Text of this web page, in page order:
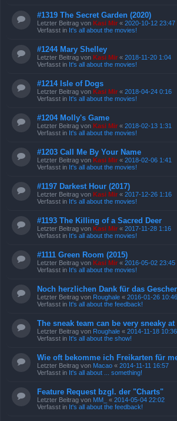
#1319 The Secret Garden (2020)
Letzter Beitrag von Kasi Mir « 2020-10-12 23:47
Verfasst in It's all about the movies!
#1244 Mary Shelley
Letzter Beitrag von Kasi Mir « 2018-11-20 1:04
Verfasst in It's all about the movies!
#1214 Isle of Dogs
Letzter Beitrag von Kasi Mir « 2018-04-24 0:16
Verfasst in It's all about the movies!
#1204 Molly's Game
Letzter Beitrag von Kasi Mir « 2018-02-13 1:31
Verfasst in It's all about the movies!
#1203 Call Me By Your Name
Letzter Beitrag von Kasi Mir « 2018-02-06 1:41
Verfasst in It's all about the movies!
#1197 Darkest Hour (2017)
Letzter Beitrag von Kasi Mir « 2017-12-26 1:16
Verfasst in It's all about the movies!
#1193 The Killing of a Sacred Deer
Letzter Beitrag von Kasi Mir « 2017-11-28 1:16
Verfasst in It's all about the movies!
#1111 Green Room (2015)
Letzter Beitrag von Kasi Mir « 2016-05-02 23:45
Verfasst in It's all about the movies!
Noch herzlichen Dank für das
Letzter Beitrag von Roughale « 2016-01-26 10:46
Verfasst in It's all about the feedback!
The sneak team can be very sneaky
Letzter Beitrag von Roughale « 2014-11-18 10:36
Verfasst in It's all about the show!
Wie oft bekomme ich Freikarten für
Letzter Beitrag von Macao « 2014-11-11 16:57
Verfasst in It's all about ... something!
Feature Request bzgl. der "Charts"
Letzter Beitrag von MM_ « 2014-05-04 22:02
Verfasst in It's all about the feedback!